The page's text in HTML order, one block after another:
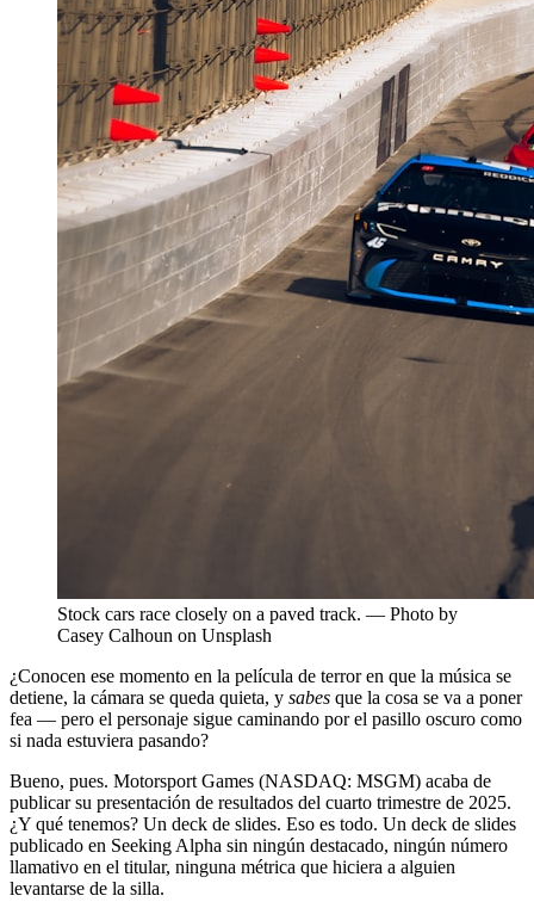
Stock cars race closely on a paved track. — Photo by
Casey Calhoun on Unsplash
¿Conocen ese momento en la película de terror en que la música se
detiene, la cámara se queda quieta, y sabes que la cosa se va a poner
fea — pero el personaje sigue caminando por el pasillo oscuro como
si nada estuviera pasando?
Bueno, pues. Motorsport Games (NASDAQ: MSGM) acaba de
publicar su presentación de resultados del cuarto trimestre de 2025.
¿Y qué tenemos? Un deck de slides. Eso es todo. Un deck de slides
publicado en Seeking Alpha sin ningún destacado, ningún número
llamativo en el titular, ninguna métrica que hiciera a alguien
levantarse de la silla.